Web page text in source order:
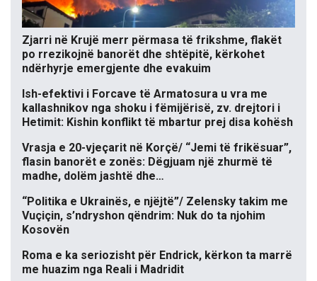
Zjarri në Krujë merr përmasa të frikshme, flakët
po rrezikojnë banorët dhe shtëpitë, kërkohet
ndërhyrje emergjente dhe evakuim
Ish-efektivi i Forcave të Armatosura u vra me
kallashnikov nga shoku i fëmijërisë, zv. drejtori i
Hetimit: Kishin konflikt të mbartur prej disa kohësh
Vrasja e 20-vjeçarit në Korçë/ “Jemi të frikësuar”,
flasin banorët e zonës: Dëgjuam një zhurmë të
madhe, dolëm jashtë dhe…
“Politika e Ukrainës, e njëjtë”/ Zelensky takim me
Vuçiçin, s’ndryshon qëndrim: Nuk do ta njohim
Kosovën
Roma e ka seriozisht për Endrick, kërkon ta marrë
me huazim nga Reali i Madridit